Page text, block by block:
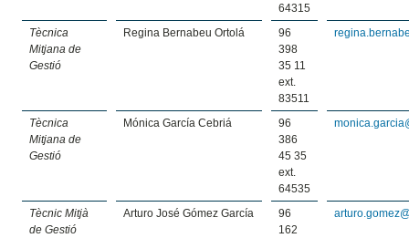
64315
Tècnica
Mitjana de
Gestió
Regina Bernabeu Ortolá
96
398
35 11
ext.
83511
Tècnica
Mitjana de
Gestió
Mónica García Cebriá
96
386
45 35
ext.
64535
Tècnic Mitjà
de Gestió
Arturo José Gómez García
96
162